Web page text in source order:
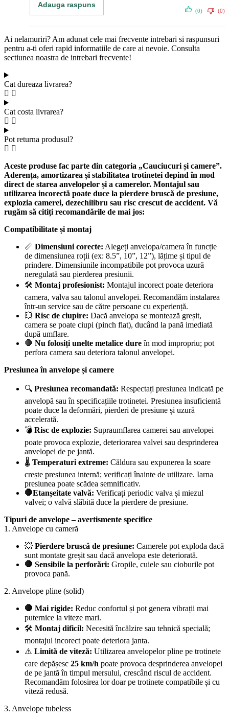
Adauga raspuns
(0) (0)
Ai nelamuriri? Am adunat cele mai frecvente intrebari si raspunsuri
pentru a-ti oferi rapid informatiile de care ai nevoie. Consulta
sectiunea noastra de intrebari frecvente!
Cat dureaza livrarea?
Cat costa livrarea?
Pot returna produsul?
Aceste produse fac parte din categoria „Cauciucuri și camere”.
Aderența, amortizarea și stabilitatea trotinetei depind în mod
direct de starea anvelopelor și a camerelor. Montajul sau
utilizarea incorectă poate duce la pierdere bruscă de presiune,
explozia camerei, dezechilibru sau risc crescut de accident. Vă
rugăm să citiți recomandările de mai jos:
Compatibilitate și montaj
📏 Dimensiuni corecte: Alegeți anvelopa/camera în funcție
de dimensiunea roții (ex: 8.5”, 10”, 12”), lățime și tipul de
prindere. Dimensiunile incompatibile pot provoca uzură
neregulată sau pierderea presiunii.
🛠️ Montaj profesionist: Montajul incorect poate deteriora
camera, valva sau talonul anvelopei. Recomandăm instalarea
într-un service sau de către persoane cu experiență.
💥 Risc de ciupire: Dacă anvelopa se montează greșit,
camera se poate ciupi (pinch flat), ducând la pană imediată
după umflare.
🛑 Nu folosiți unelte metalice dureîn mod impropriu; pot
perfora camera sau deteriora talonul anvelopei.
Presiunea în anvelope și camere
🔍 Presiunea recomandată: Respectați presiunea indicată pe
anvelopă sau în specificațiile trotinetei. Presiunea insuficientă
poate duce la deformări, pierderi de presiune și uzură
accelerată.
💣 Risc de explozie: Supraumflarea camerei sau anvelopei
poate provoca explozie, deteriorarea valvei sau desprinderea
anvelopei de pe jantă.
🌡️ Temperaturi extreme: Căldura sau expunerea la soare
crește presiunea internă; verificați înainte de utilizare. Iarna
presiunea poate scădea semnificativ.
🛑Etanșeitate valvă: Verificați periodic valva și miezul
valvei; o valvă slăbită duce la pierdere de presiune.
Tipuri de anvelope – avertismente specifice
1. Anvelope cu cameră
💥 Pierdere bruscă de presiune: Camerele pot exploda dacă
sunt montate greșit sau dacă anvelopa este deteriorată.
🛑 Sensibile la perforări: Gropile, cuiele sau cioburile pot
provoca pană.
2. Anvelope pline (solid)
🛑 Mai rigide: Reduc confortul și pot genera vibrații mai
puternice la viteze mari.
🛠️ Montaj dificil: Necesită încălzire sau tehnică specială;
montajul incorect poate deteriora janta.
⚠️ Limită de viteză: Utilizarea anvelopelor pline pe trotinete
care depășesc 25 km/h poate provoca desprinderea anvelopei
de pe jantă în timpul mersului, crescând riscul de accident.
Recomandăm folosirea lor doar pe trotinete compatibile și cu
viteză redusă.
3. Anvelope tubeless